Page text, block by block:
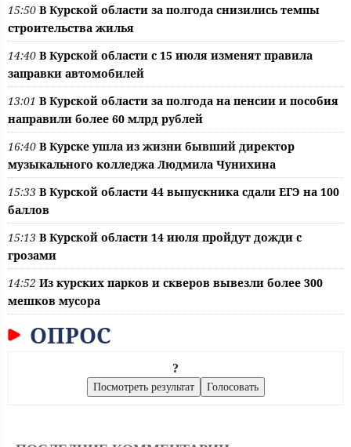
15:50 В Курской области за полгода снизились темпы
строительства жилья
14:40 В Курской области с 15 июля изменят правила
заправки автомобилей
13:01 В Курской области за полгода на пенсии и пособия
направили более 60 млрд рублей
16:40 В Курске ушла из жизни бывший директор
музыкального колледжа Людмила Чунихина
15:33 В Курской области 44 выпускника сдали ЕГЭ на 100
баллов
15:13 В Курской области 14 июля пройдут дожди с
грозами
14:52 Из курских парков и скверов вывезли более 300
мешков мусора
ОПРОС
?